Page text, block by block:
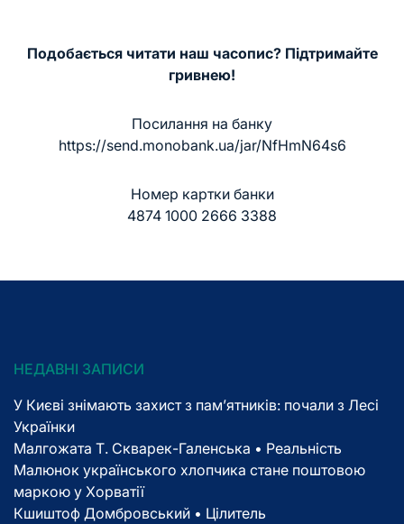
Подобається читати наш часопис? Підтримайте
гривнею!
Посилання на банку
https://send.monobank.ua/jar/NfHmN64s6
Номер картки банки
4874 1000 2666 3388
НЕДАВНІ ЗАПИСИ
У Києві знімають захист з пам’ятників: почали з Лесі
Українки
Малгожата Т. Скварек-Галенська • Реальність
Малюнок українського хлопчика стане поштовою
маркою у Хорватії
Кшиштоф Домбровський • Цілитель